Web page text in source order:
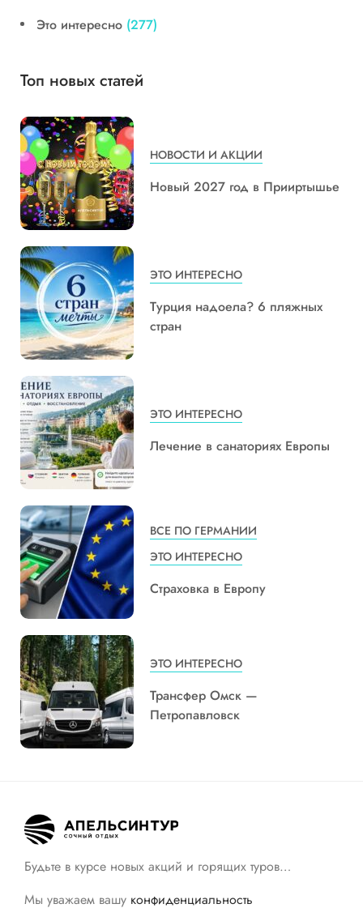
Это интересно (277)
Топ новых статей
НОВОСТИ И АКЦИИ
Новый 2027 год в Прииртышье
ЭТО ИНТЕРЕСНО
Турция надоела? 6 пляжных
стран
ЭТО ИНТЕРЕСНО
Лечение в санаториях Европы
ВСЕ ПО ГЕРМАНИИ
ЭТО ИНТЕРЕСНО
Страховка в Европу
ЭТО ИНТЕРЕСНО
Трансфер Омск —
Петропавловск
Будьте в курсе новых акций и горящих туров…
Мы уважаем вашу конфиденциальность